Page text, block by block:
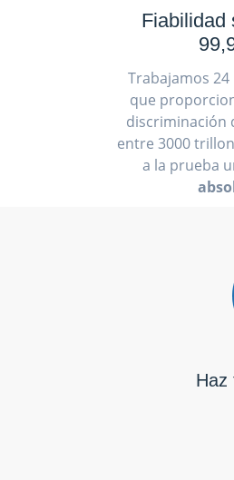
Fiabilidad
Trabajamos
que
discriminación
entre 3000
a la prueba
Haz